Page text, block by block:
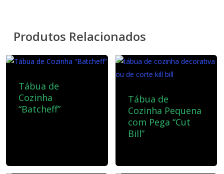
Produtos Relacionados
Tábua de
Cozinha
“Batcheff”
Tábua de
Cozinha Pequena
com Pega “Cut
Bill”